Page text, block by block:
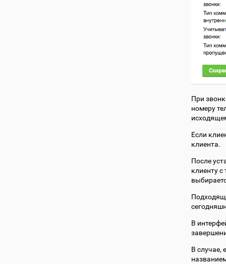
При
номеру
Если
клиента.
После
клиенту
В
В случае,